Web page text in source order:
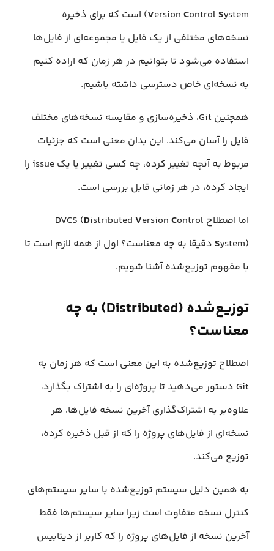
Version Control S
ystem) است که برای ذخیره
نسخه‌های مختلفی از یک فایل یا مجموعه‌ای از فایل‌ها
استفاده می‌شود تا بتوانیم در هر زمان که اراده کنیم
به نسخه‌ای خاص دسترسی داشته باشیم.
همچنین Git، ذخیره‌سازی و مقایسه نسخه‌های مختلف
فایل را آسان می‌کند. این بدان معنی است که جزئیات
مربوط به آنچه تغییر کرده، چه کسی تغییر یا یک issue را
ایجاد کرده، در هر زمانی قابل بررسی است.
اما اصطلاح DVCS ( Distributed Version Control
S ystem) دقیقا به چه معناست؟ اول از همه لازم است تا
با مفهوم توزیع‌شده آشنا شویم.
توزیع‌شده (Distributed) به چه
معناست؟
اصطلاح توزیع‌شده به این معنی است که هر زمان به
Git دستور می‌دهید تا پروژه‌ای را به اشتراک بگذارد،
علاوه‌بر به اشتراک‌گذاری آخرین نسخه فایل‌ها، هر
نسخه‌ای از فایل‌های پروژه را که از قبل ذخیره کرده،
توزیع می‌کند.
به همین دلیل سیستم توزیع‌شده با سایر سیستم‌های
کنترل نسخه متفاوت است زیرا سایر سیستم‌ها فقط
آخرین نسخه از فایل‌های پروژه را که کاربر از دیتابیس